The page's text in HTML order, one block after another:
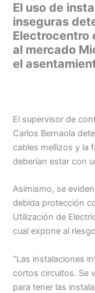
El uso de
inseguras
Electrocentro
al mercado
el
El supervisor de
Carlos Bernaola
cables mellizos y la
deberían estar con
Asimismo, se
debida protección
Utilización de
cual expone al
“Las instalaciones
cortos circuitos. Se
para tener las